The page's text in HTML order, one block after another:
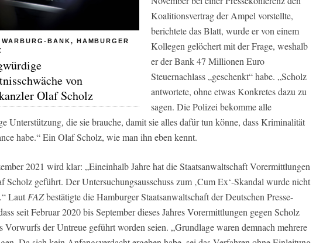
BANK, HAMBURGER
von
Olaf Scholz
Koalitionsvertrag der Ampel vorstellte,
berichtete das Blatt, wurde er von einem
Kollegen gelöchert mit der Frage, weshalb
er der Bank 47 Millionen Euro
Steuernachlass „geschenkt“ habe. „Scholz
antwortete, ohne etwas Konkretes dazu zu
sagen. Die Polizei bekomme alle
Unterstützung, die sie brauche, damit sie alles dafür tun könne, dass Kriminalität
habe.“ Ein Olaf Scholz, wie man ihn eben kennt.
2021 wird klar: „Eineinhalb Jahre hat die Staatsanwaltschaft Vorermittlungen
Scholz geführt. Der Untersuchungsausschuss zum ‚Cum Ex‘-Skandal wurde nicht
Laut FAZbestätigte die Hamburger Staatsanwaltschaft der Deutschen Presse-
seit Februar 2020 bis September dieses Jahres Vorermittlungen gegen Scholz
Vorwurfs der Untreue geführt worden seien. „Grundlage waren demnach mehrere